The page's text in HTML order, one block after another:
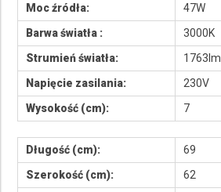
Moc źródła:
47W
Barwa światła :
3000K
Strumień światła:
1763lm
Napięcie zasilania:
230V
Wysokość (cm):
7
Długość (cm):
69
Szerokość (cm):
62